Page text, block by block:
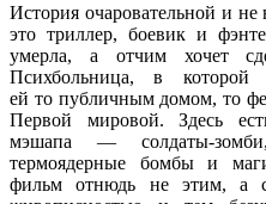
История очаровательной и
это триллер, боевик и
умерла, а отчим хочет
Психбольница, в которой
ей то публичным домом, то
Первой мировой. Здесь
мэшапа — солдаты-
термоядерные бомбы и
фильм отнюдь не этим, а